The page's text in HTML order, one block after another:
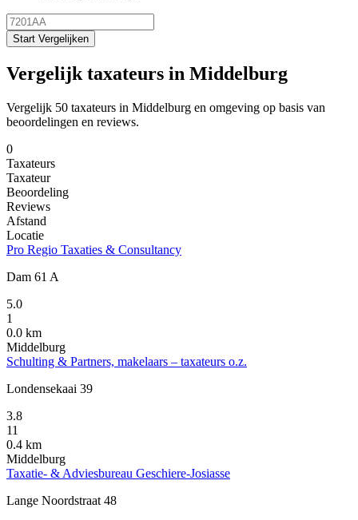
Start Vergelijken
Vergelijk taxateurs in Middelburg
Vergelijk 50 taxateurs in Middelburg en omgeving op basis van
beoordelingen en reviews.
0
Taxateurs
Taxateur
Beoordeling
Reviews
Afstand
Locatie
Pro Regio Taxaties & Consultancy
Dam 61 A
5.0
1
0.0 km
Middelburg
Schulting & Partners, makelaars – taxateurs o.z.
Londensekaai 39
3.8
11
0.4 km
Middelburg
Taxatie- & Adviesbureau Geschiere-Josiasse
Lange Noordstraat 48